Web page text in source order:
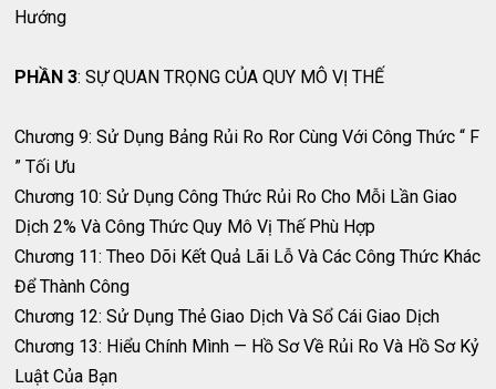
Hướng
PHẦN 3: SỰ QUAN TRỌNG CỦA QUY MÔ VỊ THẾ
Chương 9: Sử Dụng Bảng Rủi Ro Ror Cùng Với Công Thức “ F
” Tối Ưu
Chương 10: Sử Dụng Công Thức Rủi Ro Cho Mỗi Lần Giao
Dịch 2% Và Công Thức Quy Mô Vị Thế Phù Hợp
Chương 11: Theo Dõi Kết Quả Lãi Lỗ Và Các Công Thức Khác
Để Thành Công
Chương 12: Sử Dụng Thẻ Giao Dịch Và Sổ Cái Giao Dịch
Chương 13: Hiểu Chính Mình — Hồ Sơ Về Rủi Ro Và Hồ Sơ Kỷ
Luật Của Bạn